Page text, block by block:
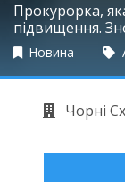
Прокурорка,
підвищення.
Новина
Чорні